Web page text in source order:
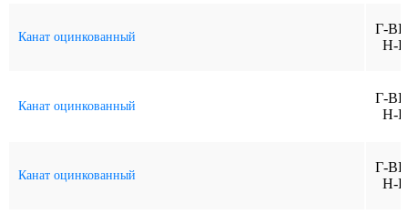
Канат оцинкованный
Г-
Н-
Канат оцинкованный
Г-
Н-
Канат оцинкованный
Г-
Н-